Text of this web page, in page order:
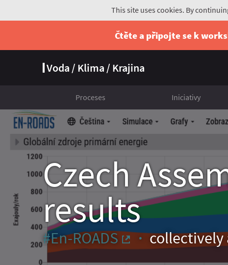
This site uses cookies. By
Čtěte a připojte se k
Voda / Klima / Krajina
Proceses Iniciativy
Czech
results
#En-ROADS
(External link)
collectively